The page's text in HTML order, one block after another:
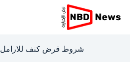
إلى
المحتوى
شروط قرض كنف للارامل 2026